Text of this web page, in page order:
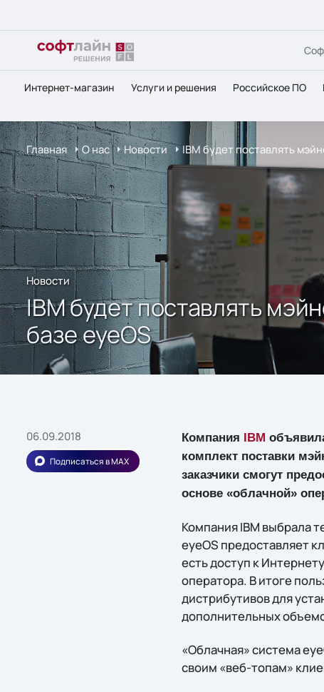
Интернет-магазин Услуги и решения Российское ПО
Главная О нас Новости IBM будет поставлять
Новости
IBM будет поставлять
базе eyeOS
06.09.2018
Подписаться в MAX
Компания IBM
комплект поставки
заказчики смогут
основе «облачной»
Компания IBM выбрала
eyeOS предоставляет
есть доступ к
оператора. В итоге
дистрибутивов для
дополнительных
«Облачная» система
своим «веб-топам»